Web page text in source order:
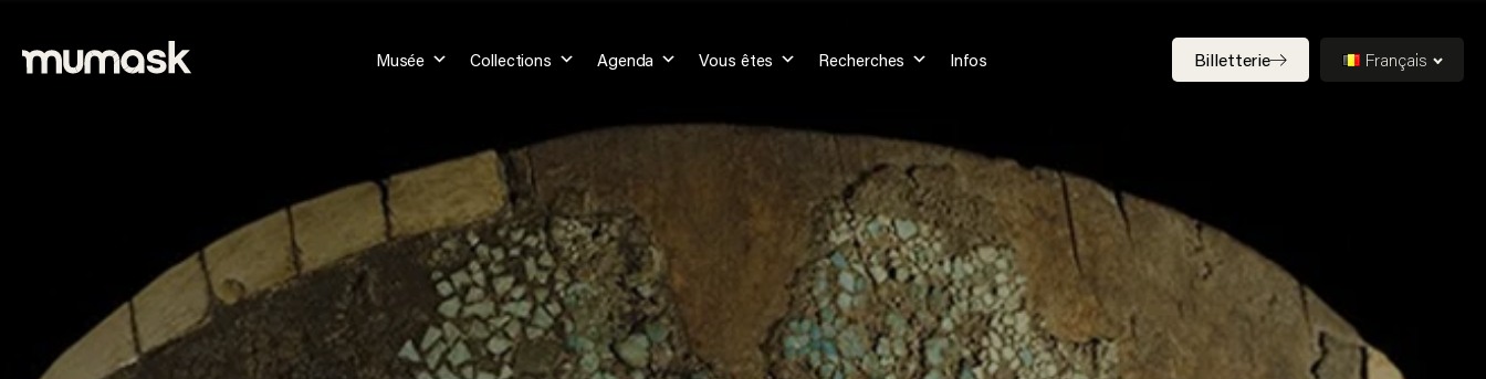
Musée Collections Agenda Vous êtes Recherches Infos Billetterie Français